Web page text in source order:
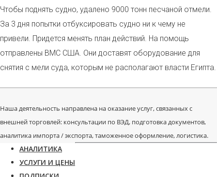
Чтобы поднять судно, удалено 9000 тонн песчаной отмели.
За 3 дня попытки отбуксировать судно ни к чему не
привели. Придется менять план действий. На помощь
отправлены ВМС США. Они доставят оборудование для
снятия с мели суда, которым не располагают власти Египта.
Наша деятельность направлена на оказание услуг, связанных с
внешней торговлей: консультации по ВЭД, подготовка документов,
аналитика импорта / экспорта, таможенное оформление, логистика.
АНАЛИТИКА
УСЛУГИ И ЦЕНЫ